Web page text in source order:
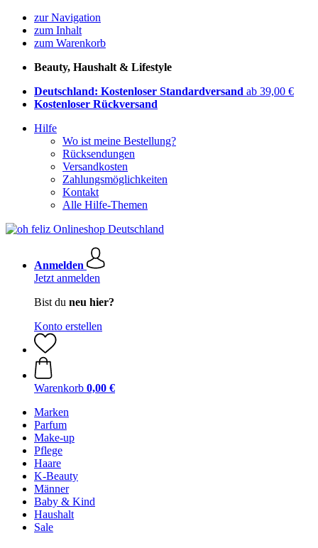
zur Navigation
zum Inhalt
zum Warenkorb
Beauty, Haushalt & Lifestyle
Deutschland: Kostenloser Standardversand ab 39,00 €
Kostenloser Rückversand
Hilfe
Wo ist meine Bestellung?
Rücksendungen
Versandkosten
Zahlungsmöglichkeiten
Kontakt
Alle Hilfe-Themen
Anmelden
Jetzt anmelden
Bist du neu hier?
Konto erstellen
Warenkorb 0,00 €
Marken
Parfum
Make-up
Pflege
Haare
K-Beauty
Männer
Baby & Kind
Haushalt
Sale